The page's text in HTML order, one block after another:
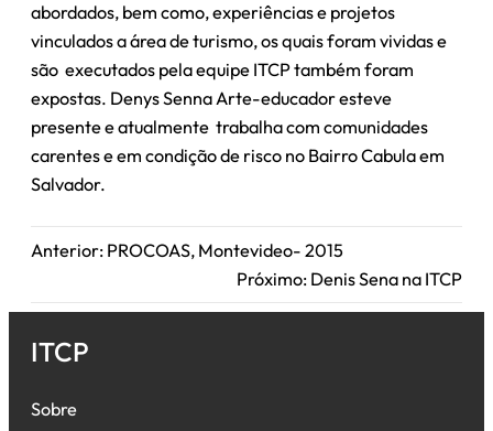
abordados, bem como, experiências e projetos
vinculados a área de turismo, os quais foram vividas e
são executados pela equipe ITCP também foram
expostas. Denys Senna Arte-educador esteve
presente e atualmente trabalha com comunidades
carentes e em condição de risco no Bairro Cabula em
Salvador.
Anterior: PROCOAS, Montevideo- 2015
Próximo: Denis Sena na ITCP
ITCP
Sobre